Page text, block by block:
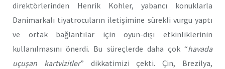
direktörlerinden Henrik Kohler, yabancı konuklarla
Danimarkalı tiyatrocuların iletişimine sürekli vurgu yaptı
ve ortak bağlantılar için oyun-dışı etkinliklerinin
kullanılmasını önerdi. Bu süreçlerde daha çok “havada
uçuşan kartvizitler” dikkatimizi çekti. Çin, Brezilya,